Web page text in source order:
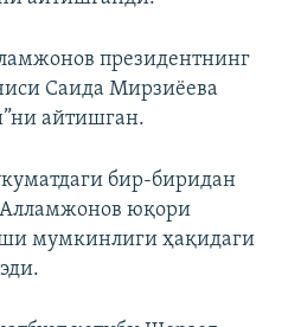
президентнинг
Саида Мирзиёева
айтишган.
бир-биридан
юқори
мумкинлиги ҳақидаги